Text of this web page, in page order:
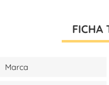
FICHA
Marca